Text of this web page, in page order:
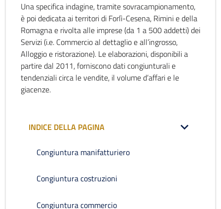
Una specifica indagine, tramite sovracampionamento,
è poi dedicata ai territori di Forlì-Cesena, Rimini e della
Romagna e rivolta alle imprese (da 1 a 500 addetti) dei
Servizi (i.e. Commercio al dettaglio e all’ingrosso,
Alloggio e ristorazione). Le elaborazioni, disponibili a
partire dal 2011, forniscono dati congiunturali e
tendenziali circa le vendite, il volume d’affari e le
giacenze.
INDICE DELLA PAGINA
Congiuntura manifatturiero
Congiuntura costruzioni
Congiuntura commercio